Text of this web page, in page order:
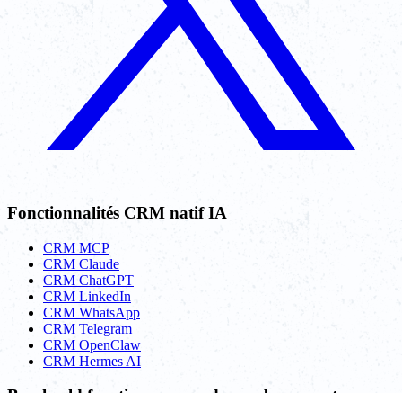
Fonctionnalités CRM natif IA
CRM MCP
CRM Claude
CRM ChatGPT
CRM LinkedIn
CRM WhatsApp
CRM Telegram
CRM OpenClaw
CRM Hermes AI